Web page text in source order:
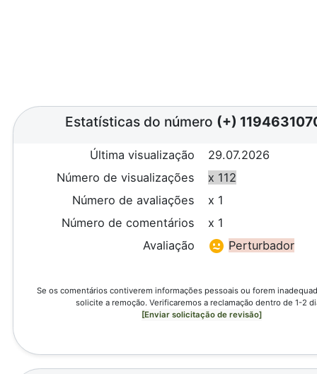
Estatísticas do número (+)
Última visualização
29.07.2026
Número de visualizações
x 112
Número de avaliações
x 1
Número de comentários
x 1
Avaliação
Perturbador
Se os comentários contiverem informações pessoais ou forem
solicite a remoção. Verificaremos a reclamação dentro de 1-2
[Enviar solicitação de revisão]